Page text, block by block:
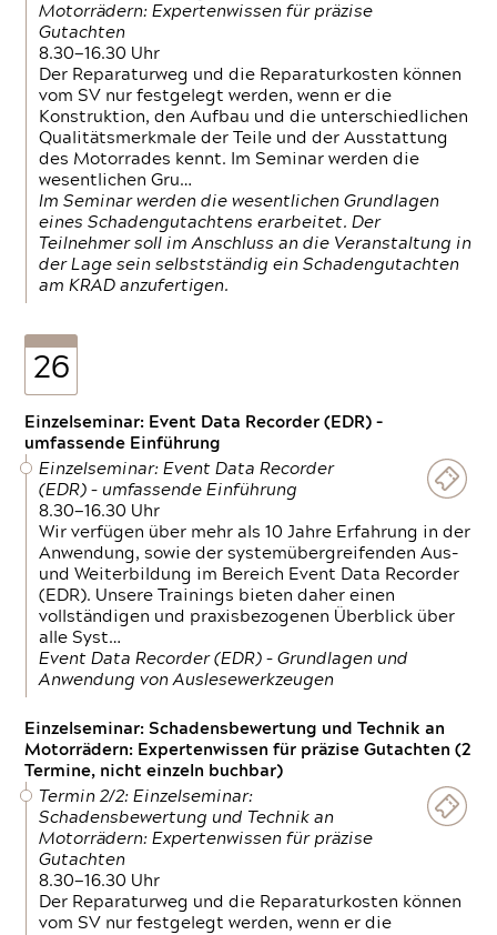
Motorrädern: Expertenwissen für präzise
Gutachten
8.30—16.30 Uhr
Der Reparaturweg und die Reparaturkosten können
vom SV nur festgelegt werden, wenn er die
Konstruktion, den Aufbau und die unterschiedlichen
Qualitätsmerkmale der Teile und der Ausstattung
des Motorrades kennt. Im Seminar werden die
wesentlichen Gru…
Im Seminar werden die wesentlichen Grundlagen
eines Schadengutachtens erarbeitet. Der
Teilnehmer soll im Anschluss an die Veranstaltung in
der Lage sein selbstständig ein Schadengutachten
am KRAD anzufertigen.
26
Einzelseminar: Event Data Recorder (EDR) –
umfassende Einführung
Einzelseminar: Event Data Recorder
(EDR) – umfassende Einführung
8.30—16.30 Uhr
Wir verfügen über mehr als 10 Jahre Erfahrung in der
Anwendung, sowie der systemübergreifenden Aus-
und Weiterbildung im Bereich Event Data Recorder
(EDR). Unsere Trainings bieten daher einen
vollständigen und praxisbezogenen Überblick über
alle Syst…
Event Data Recorder (EDR) – Grundlagen und
Anwendung von Auslesewerkzeugen
Einzelseminar: Schadensbewertung und Technik an
Motorrädern: Expertenwissen für präzise Gutachten (2
Termine, nicht einzeln buchbar)
Termin 2/2: Einzelseminar:
Schadensbewertung und Technik an
Motorrädern: Expertenwissen für präzise
Gutachten
8.30—16.30 Uhr
Der Reparaturweg und die Reparaturkosten können
vom SV nur festgelegt werden, wenn er die